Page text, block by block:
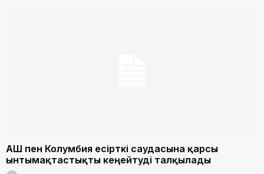
АҚШ пен Колумбия есірткі саудасына қарсы
ынтымақтастықты кеңейтуді талқылады